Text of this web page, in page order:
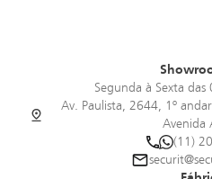
Segunda à Sexta
Av. Paulista, 2644, 1º
Avenida
(11)